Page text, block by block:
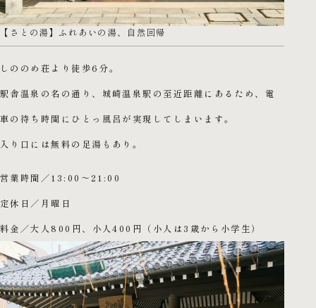
【さとの湯】ふれあいの湯、自然回帰
しののめ荘より徒歩6分。
駅舎温泉の名の通り、城崎温泉駅の至近距離にあるため、電
車の待ち時間にひとっ風呂が実現してしまいます。
入り口には無料の足湯もあり。
営業時間／13:00～21:00
定休日／月曜日
料金／大人800円、小人400円（小人は3歳から小学生）